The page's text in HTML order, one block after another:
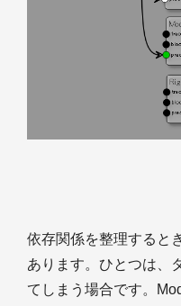
依存関係を整理すると
あります。ひとつは、
てしまう場合です。